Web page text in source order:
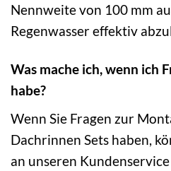
Nennweite von 100 mm
Regenwasser effektiv
Was mache ich, wenn ich
habe?
Wenn Sie Fragen zur
Dachrinnen Sets haben,
an unseren